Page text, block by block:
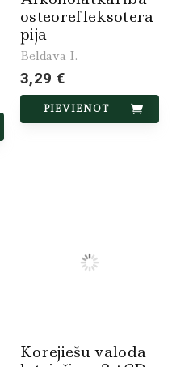
osteorefleksotera
pija
Beldava I.
3,29 €
PIEVIENOT
Korejiešu valoda